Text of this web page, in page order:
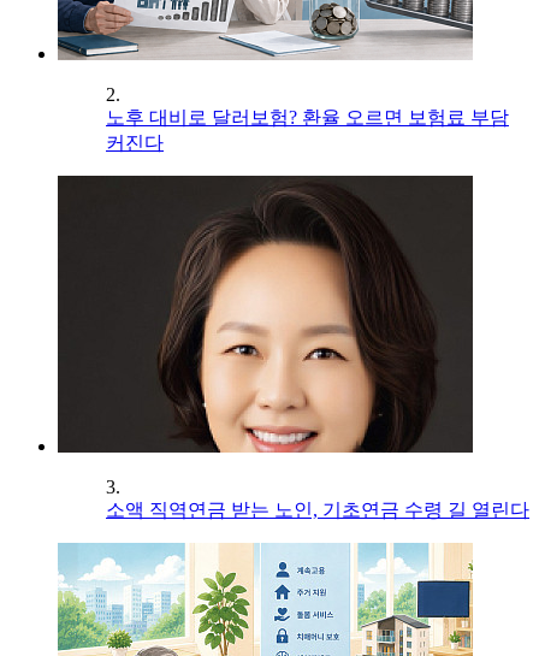
2.
노후 대비로 달러보험? 환율 오르면 보험료 부담
커진다
3.
소액 직역연금 받는 노인, 기초연금 수령 길 열린다